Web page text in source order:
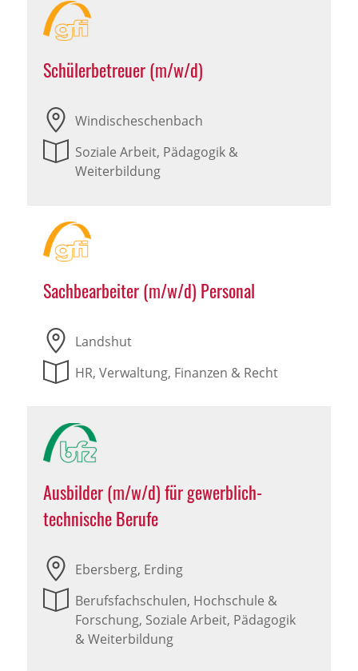
Schülerbetreuer (m/w/d)
Windischeschenbach
Soziale Arbeit, Pädagogik &
Weiterbildung
Sachbearbeiter (m/w/d) Personal
Landshut
HR, Verwaltung, Finanzen & Recht
Ausbilder (m/w/d) für gewerblich-
technische Berufe
Ebersberg, Erding
Berufsfachschulen, Hochschule &
Forschung, Soziale Arbeit, Pädagogik
& Weiterbildung